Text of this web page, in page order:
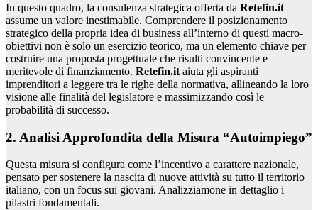
In questo quadro, la consulenza strategica offerta da Retefin.it
assume un valore inestimabile. Comprendere il posizionamento
strategico della propria idea di business all’interno di questi macro-
obiettivi non è solo un esercizio teorico, ma un elemento chiave per
costruire una proposta progettuale che risulti convincente e
meritevole di finanziamento. Retefin.it aiuta gli aspiranti
imprenditori a leggere tra le righe della normativa, allineando la loro
visione alle finalità del legislatore e massimizzando così le
probabilità di successo.
2. Analisi Approfondita della Misura “Autoimpiego”
Questa misura si configura come l’incentivo a carattere nazionale,
pensato per sostenere la nascita di nuove attività su tutto il territorio
italiano, con un focus sui giovani. Analizziamone in dettaglio i
pilastri fondamentali.